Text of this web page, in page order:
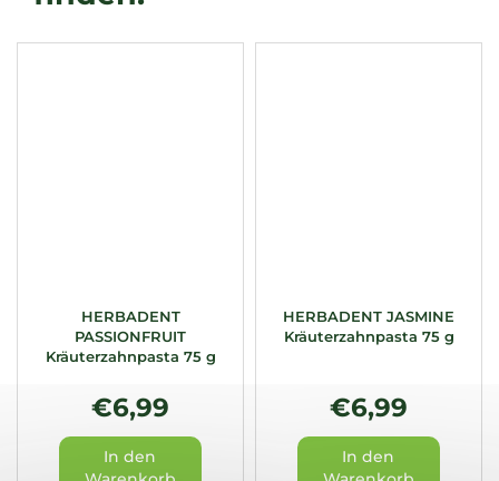
HERBADENT
PASSIONFRUIT
Kräuterzahnpasta 75 g
€6,99
In den
HERBADENT JASMINE
Kräuterzahnpasta 75 g
€6,99
In den